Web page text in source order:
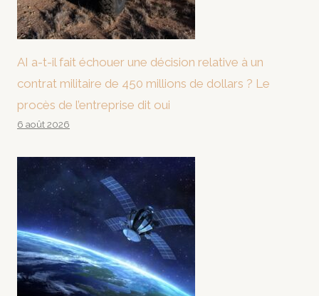
AI a-t-il fait échouer une décision relative à un
contrat militaire de 450 millions de dollars ? Le
procès de l’entreprise dit oui
6 août 2026